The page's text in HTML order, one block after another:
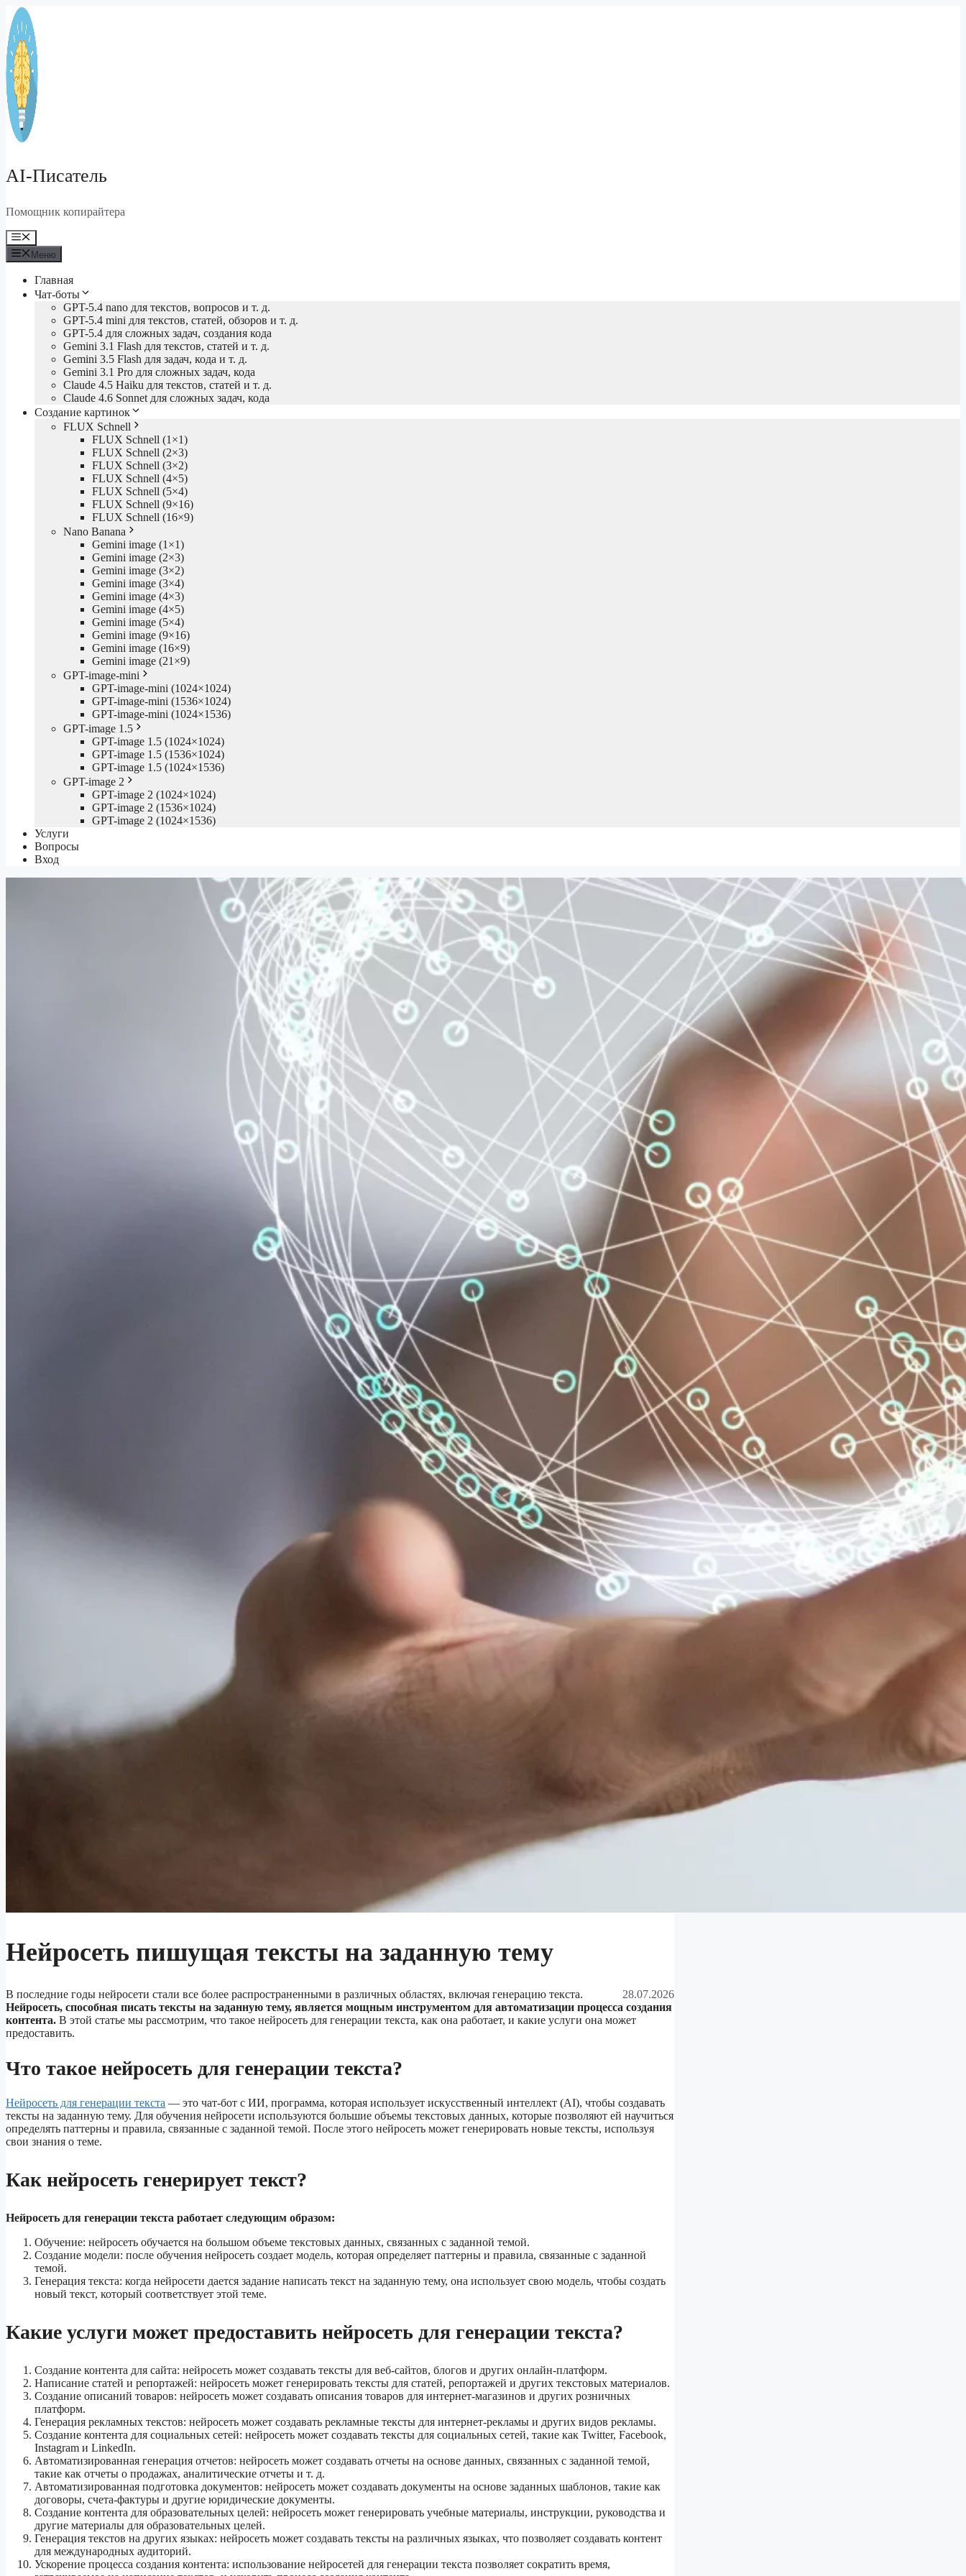
Перейти
содержимому
AI-Писатель
Помощник копирайтера
Меню
Меню
Главная
Чат-боты
GPT-5.4 nano для текстов, вопросов и т. д.
GPT-5.4 mini для текстов, статей, обзоров и т. д.
GPT-5.4 для сложных задач, создания кода
Gemini 3.1 Flash для текстов, статей и т. д.
Gemini 3.5 Flash для задач, кода и т. д.
Gemini 3.1 Pro для сложных задач, кода
Claude 4.5 Haiku для текстов, статей и т. д.
Claude 4.6 Sonnet для сложных задач, кода
Создание картинок
FLUX Schnell
FLUX Schnell (1×1)
FLUX Schnell (2×3)
FLUX Schnell (3×2)
FLUX Schnell (4×5)
FLUX Schnell (5×4)
FLUX Schnell (9×16)
FLUX Schnell (16×9)
Nano Banana
Gemini image (1×1)
Gemini image (2×3)
Gemini image (3×2)
Gemini image (3×4)
Gemini image (4×3)
Gemini image (4×5)
Gemini image (5×4)
Gemini image (9×16)
Gemini image (16×9)
Gemini image (21×9)
GPT-image-mini
GPT-image-mini (1024×1024)
GPT-image-mini (1536×1024)
GPT-image-mini (1024×1536)
GPT-image 1.5
GPT-image 1.5 (1024×1024)
GPT-image 1.5 (1536×1024)
GPT-image 1.5 (1024×1536)
GPT-image 2
GPT-image 2 (1024×1024)
GPT-image 2 (1536×1024)
GPT-image 2 (1024×1536)
Услуги
Вопросы
Вход
Нейросеть пишущая тексты на заданную тему
28.07.2026
В последние годы нейросети стали все более распространенными в различных областях, включая генерацию текста.
Нейросеть, способная писать тексты на заданную тему, является мощным инструментом для автоматизации процесса создания
контента. В этой статье мы рассмотрим, что такое нейросеть для генерации текста, как она работает, и какие услуги она может
предоставить.
Что такое нейросеть для генерации текста?
Нейросеть для генерации текста — это чат-бот с ИИ, программа, которая использует искусственный интеллект (AI), чтобы создавать
тексты на заданную тему. Для обучения нейросети используются большие объемы текстовых данных, которые позволяют ей научиться
определять паттерны и правила, связанные с заданной темой. После этого нейросеть может генерировать новые тексты, используя
свои знания о теме.
Как нейросеть генерирует текст?
Нейросеть для генерации текста работает следующим образом:
Обучение: нейросеть обучается на большом объеме текстовых данных, связанных с заданной темой.
Создание модели: после обучения нейросеть создает модель, которая определяет паттерны и правила, связанные с заданной
темой.
Генерация текста: когда нейросети дается задание написать текст на заданную тему, она использует свою модель, чтобы создать
новый текст, который соответствует этой теме.
Какие услуги может предоставить нейросеть для генерации текста?
Создание контента для сайта: нейросеть может создавать тексты для веб-сайтов, блогов и других онлайн-платформ.
Написание статей и репортажей: нейросеть может генерировать тексты для статей, репортажей и других текстовых материалов.
Создание описаний товаров: нейросеть может создавать описания товаров для интернет-магазинов и других розничных
платформ.
Генерация рекламных текстов: нейросеть может создавать рекламные тексты для интернет-рекламы и других видов рекламы.
Создание контента для социальных сетей: нейросеть может создавать тексты для социальных сетей, такие как Twitter, Facebook,
Instagram и LinkedIn.
Автоматизированная генерация отчетов: нейросеть может создавать отчеты на основе данных, связанных с заданной темой,
такие как отчеты о продажах, аналитические отчеты и т. д.
Автоматизированная подготовка документов: нейросеть может создавать документы на основе заданных шаблонов, такие как
договоры, счета-фактуры и другие юридические документы.
Создание контента для образовательных целей: нейросеть может генерировать учебные материалы, инструкции, руководства и
другие материалы для образовательных целей.
Генерация текстов на других языках: нейросеть может создавать тексты на различных языках, что позволяет создавать контент
для международных аудиторий.
Ускорение процесса создания контента: использование нейросетей для генерации текста позволяет сократить время,